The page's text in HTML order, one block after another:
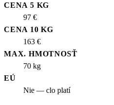
CENA 5 KG
97 €
CENA 10 KG
163 €
MAX. HMOTNOSŤ
70 kg
EÚ
Nie — clo platí